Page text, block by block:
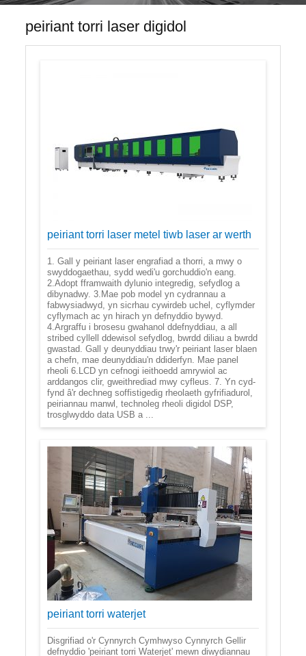
peiriant torri laser digidol
peiriant torri laser metel tiwb laser ar werth
1. Gall y peiriant laser engrafiad a thorri, a mwy o
swyddogaethau, sydd wedi'u gorchuddio'n eang.
2.Adopt fframwaith dylunio integredig, sefydlog a
dibynadwy. 3.Mae pob model yn cydrannau a
fabwysiadwyd, yn sicrhau cywirdeb uchel, cyflymder
cyflymach ac yn hirach yn defnyddio bywyd.
4.Argraffu i brosesu gwahanol ddefnyddiau, a all
stribed cyllell ddewisol sefydlog, bwrdd diliau a bwrdd
gwastad. Gall y deunyddiau trwy'r peiriant laser blaen
a chefn, mae deunyddiau'n ddiderfyn. Mae panel
rheoli 6.LCD yn cefnogi ieithoedd amrywiol ac
arddangos clir, gweithrediad mwy cyfleus. 7. Yn cyd-
fynd â'r dechneg soffistigedig rheolaeth gyfrifiadurol,
peiriannau manwl, technoleg rheoli digidol DSP,
trosglwyddo data USB a ...
peiriant torri waterjet
Disgrifiad o'r Cynnyrch Cymhwyso Cynnyrch Gellir
defnyddio 'peiriant torri Waterjet' mewn diwydiannau